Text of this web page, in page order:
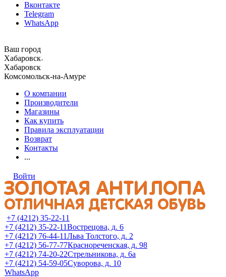
Вконтакте
Telegram
WhatsApp
Ваш город
Хабаровск
Хабаровск
Комсомольск-на-Амуре
О компании
Производители
Магазины
Как купить
Правила эксплуатации
Возврат
Контакты
...
Войти
+7 (4212) 35-22-11
+7 (4212) 35-22-11Вострецова, д. 6
+7 (4212) 76-44-11Льва Толстого, д. 2
+7 (4212) 56-77-77Краснореченская, д. 98
+7 (4212) 74-20-22Стрельникова, д. 6а
+7 (4212) 54-59-05Суворова, д. 10
WhatsApp